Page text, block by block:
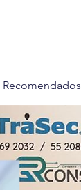
Recomendados